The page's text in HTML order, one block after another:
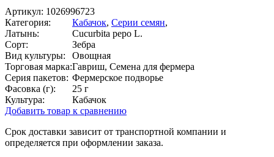
Артикул: 1026996723
Категория:
Кабачок, Серии семян,
Латынь:
Cucurbita pepo L.
Сорт:
Зебра
Вид культуры:
Овощная
Торговая марка:Гавриш, Семена для фермера
Серия пакетов: Фермерское подворье
Фасовка (г):
25 г
Культура:
Кабачок
Добавить товар к сравнению
Срок доставки зависит от транспортной компании и
определяется при оформлении заказа.